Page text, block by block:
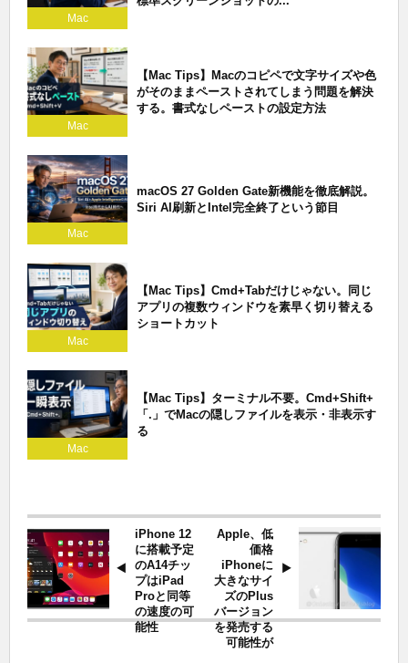
Mac
Mac
【Mac Tips】Macのコピペで文字サイズや色
がそのままペーストされてしまう問題を解決
する。書式なしペーストの設定方法
Mac
macOS 27 Golden Gate新機能を徹底解説。
Siri AI刷新とIntel完全終了という節目
Mac
【Mac Tips】Cmd+Tabだけじゃない。同じ
アプリの複数ウィンドウを素早く切り替える
ショートカット
Mac
【Mac Tips】ターミナル不要。Cmd+Shift+
「.」でMacの隠しファイルを表示・非表示す
る
iPhone 12
に搭載予定
のA14チッ
プはiPad
Proと同等
の速度の可
能性
Apple、低
価格
iPhoneに
大きなサイ
ズのPlus
バージョン
を発売する
可能性が